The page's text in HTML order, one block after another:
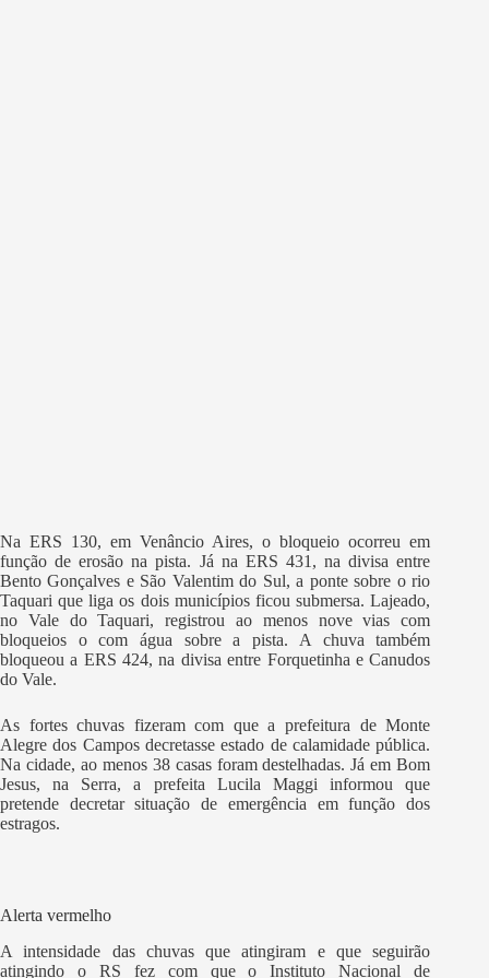
Na ERS 130, em Venâncio Aires, o bloqueio ocorreu em
função de erosão na pista. Já na ERS 431, na divisa entre
Bento Gonçalves e São Valentim do Sul, a ponte sobre o rio
Taquari que liga os dois municípios ficou submersa. Lajeado,
no Vale do Taquari, registrou ao menos nove vias com
bloqueios o com água sobre a pista. A chuva também
bloqueou a ERS 424, na divisa entre Forquetinha e Canudos
do Vale.
As fortes chuvas fizeram com que a prefeitura de Monte
Alegre dos Campos decretasse estado de calamidade pública.
Na cidade, ao menos 38 casas foram destelhadas. Já em Bom
Jesus, na Serra, a prefeita Lucila Maggi informou que
pretende decretar situação de emergência em função dos
estragos.
Alerta vermelho
A intensidade das chuvas que atingiram e que seguirão
atingindo o RS fez com que o Instituto Nacional de